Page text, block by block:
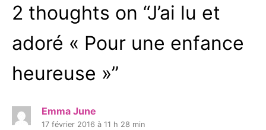
2 thoughts on “J’ai lu et
adoré « Pour une enfance
heureuse »”
Emma June
17 février 2016 à 11 h 28 min